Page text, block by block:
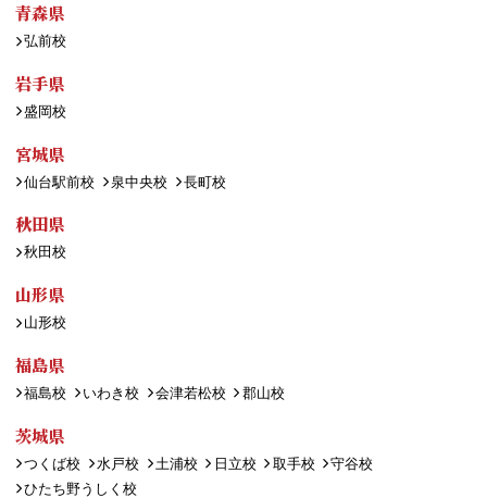
青森県
弘前校
岩手県
盛岡校
宮城県
仙台駅前校 泉中央校 長町校
秋田県
秋田校
山形県
山形校
福島県
福島校 いわき校 会津若松校 郡山校
茨城県
つくば校 水戸校 土浦校 日立校 取手校
守谷校
ひたち野うしく校